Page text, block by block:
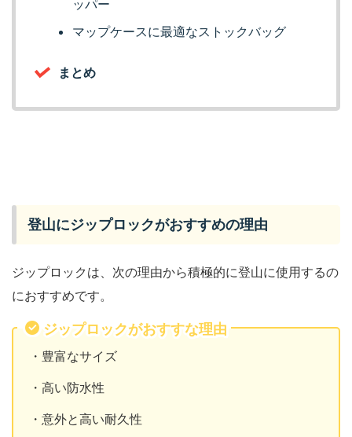
ッパー
マップケースに最適なストックバッグ
まとめ
登山にジップロックがおすすめの理由
ジップロックは、次の理由から積極的に登山に使用するの
におすすめです。
ジップロックがおすすな理由
・豊富なサイズ
・高い防水性
・意外と高い耐久性